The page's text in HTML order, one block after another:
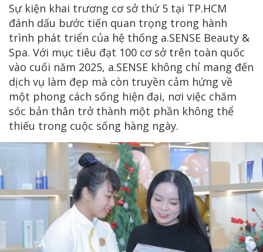
Sự kiện khai trương cơ sở thứ 5 tại TP.HCM
đánh dấu bước tiến quan trọng trong hành
trình phát triển của hệ thống a.SENSE Beauty &
Spa. Với mục tiêu đạt 100 cơ sở trên toàn quốc
vào cuối năm 2025, a.SENSE không chỉ mang đến
dịch vụ làm đẹp mà còn truyền cảm hứng về
một phong cách sống hiện đại, nơi việc chăm
sóc bản thân trở thành một phần không thể
thiếu trong cuộc sống hàng ngày.